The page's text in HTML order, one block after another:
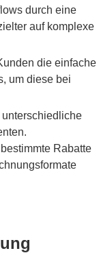
durch eine
auf komplexe
die einfache
um diese bei
unterschiedliche
Rabatte